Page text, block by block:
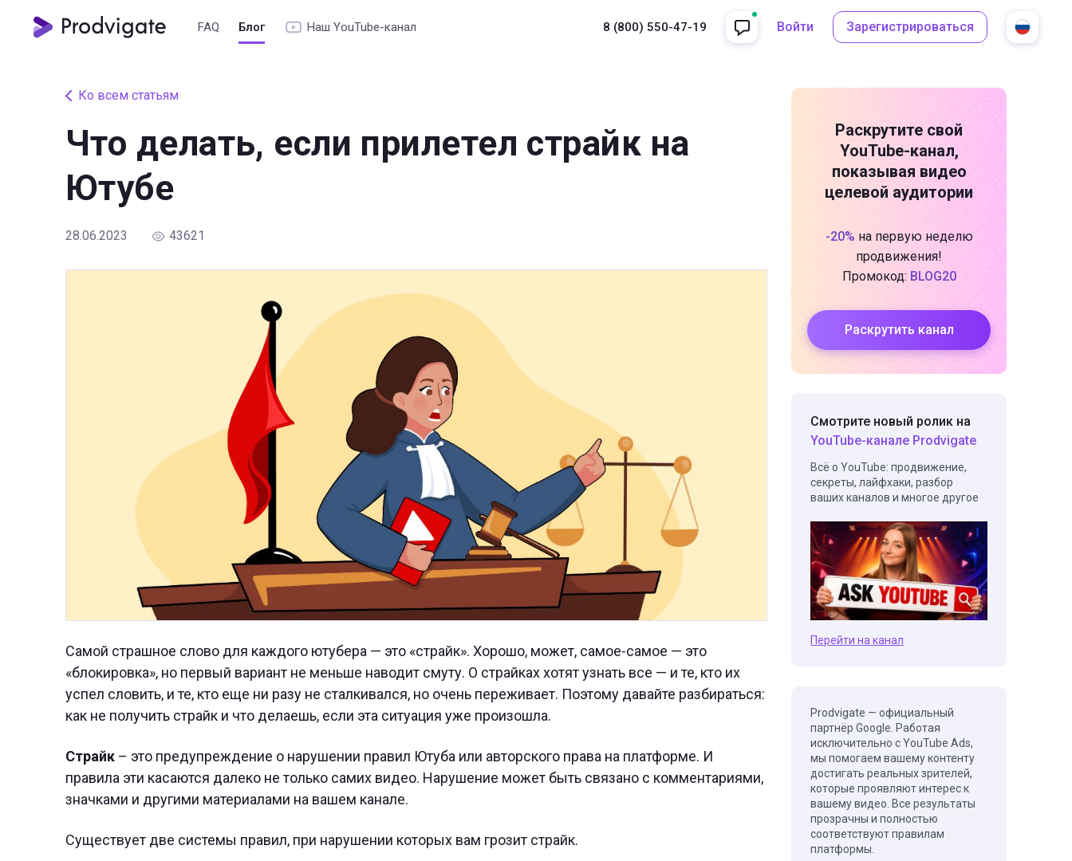
FAQ Блог Наш YouTube-канал 8 (800) 550-47-19 Войти Зарегистрироваться
Ко всем статьям
Что делать, если прилетел страйк на
Ютубе
28.06.2023 43621
Самой страшное слово для каждого ютубера — это «страйк». Хорошо, может, самое-самое — это
«блокировка», но первый вариант не меньше наводит смуту. О страйках хотят узнать все — и те, кто их
успел словить, и те, кто еще ни разу не сталкивался, но очень переживает. Поэтому давайте разбираться:
как не получить страйк и что делаешь, если эта ситуация уже произошла.
Страйк – это предупреждение о нарушении правил Ютуба или авторского права на платформе. И
правила эти касаются далеко не только самих видео. Нарушение может быть связано с комментариями,
значками и другими материалами на вашем канале.
Существует две системы правил, при нарушении которых вам грозит страйк.
Раскрутите свой
YouTube-канал,
показывая видео
целевой аудитории
-20% на первую неделю
продвижения!
Промокод: BLOG20
Раскрутить канал
Смотрите новый ролик на
YouTube-канале Prodvigate
Всё о YouTube: продвижение,
секреты, лайфхаки, разбор
ваших каналов и многое другое
Перейти на канал
Prodvigate — официальный
партнёр Google. Работая
исключительно с YouTube Ads,
мы помогаем вашему контенту
достигать реальных зрителей,
которые проявляют интерес к
вашему видео. Все результаты
прозрачны и полностью
соответствуют правилам
платформы.